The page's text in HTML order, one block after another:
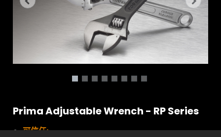
Prima Adjustable Wrench - RP Series
可信任: